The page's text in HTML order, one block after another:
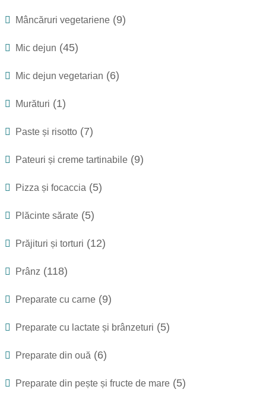
Mâncăruri vegetariene (9)
Mic dejun (45)
Mic dejun vegetarian (6)
Murături (1)
Paste și risotto (7)
Pateuri și creme tartinabile (9)
Pizza și focaccia (5)
Plăcinte sărate (5)
Prăjituri și torturi (12)
Prânz (118)
Preparate cu carne (9)
Preparate cu lactate și brânzeturi (5)
Preparate din ouă (6)
Preparate din pește și fructe de mare (5)